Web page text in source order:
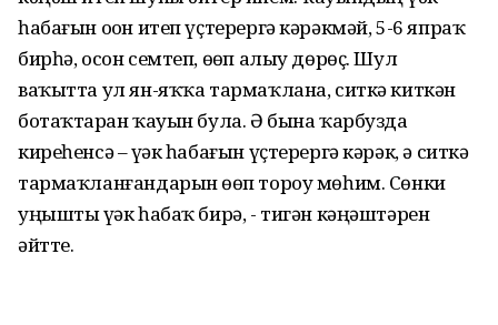
һабағын оҙон итеп үҫтерергә кәрәкмәй, 5-6 япраҡ
бирһә, осон семтеп, өҙөп алыу дөрөҫ. Шул
ваҡытта ул ян-яҡҡа тармаҡлана, ситкә киткән
ботаҡтарҙан ҡауын була. Ә бына ҡарбузда
киреһенсә – үҙәк һабағын үҫтерергә кәрәк, ә ситкә
тармаҡланғандарын өҙөп тороу мөһим. Сөнки
уңышты үҙәк һабаҡ бирә, - тигән кәңәштәрен
әйтте.